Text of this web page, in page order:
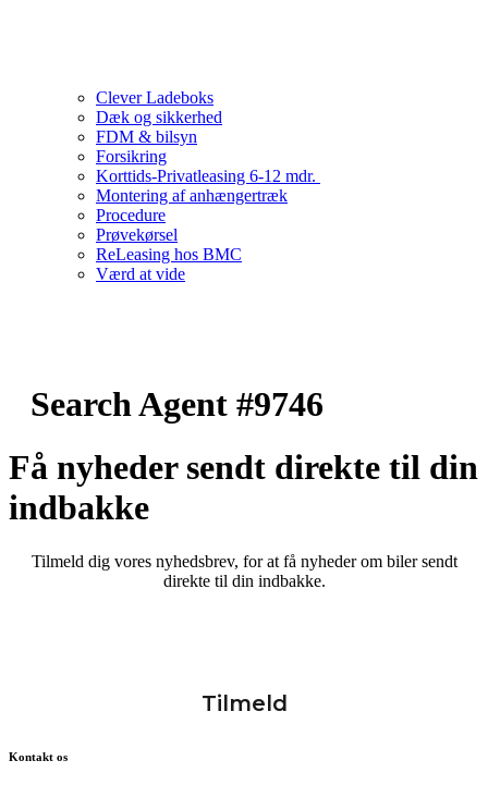
Clever Ladeboks
Dæk og sikkerhed
FDM & bilsyn
Forsikring
Korttids-Privatleasing 6-12 mdr.
Montering af anhængertræk
Procedure
Prøvekørsel
ReLeasing hos BMC
Værd at vide
Search Agent #9746
Få nyheder sendt direkte til din
indbakke
Tilmeld dig vores nyhedsbrev, for at få nyheder om biler sendt
direkte til din indbakke.
Kontakt os